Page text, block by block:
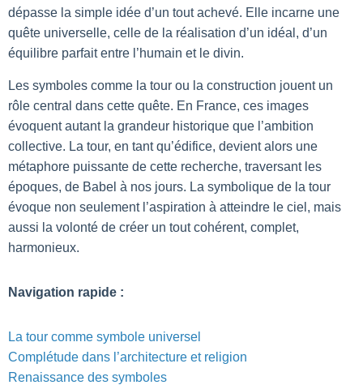
dépasse la simple idée d’un tout achevé. Elle incarne une
quête universelle, celle de la réalisation d’un idéal, d’un
équilibre parfait entre l’humain et le divin.
Les symboles comme la tour ou la construction jouent un
rôle central dans cette quête. En France, ces images
évoquent autant la grandeur historique que l’ambition
collective. La tour, en tant qu’édifice, devient alors une
métaphore puissante de cette recherche, traversant les
époques, de Babel à nos jours. La symbolique de la tour
évoque non seulement l’aspiration à atteindre le ciel, mais
aussi la volonté de créer un tout cohérent, complet,
harmonieux.
Navigation rapide :
La tour comme symbole universel
Complétude dans l’architecture et religion
Renaissance des symboles